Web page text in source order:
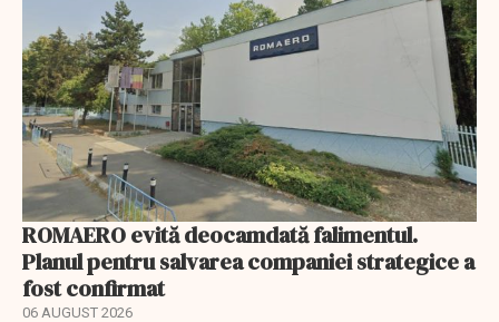
ROMAERO evită deocamdată falimentul.
Planul pentru salvarea companiei strategice a
fost confirmat
06 AUGUST 2026